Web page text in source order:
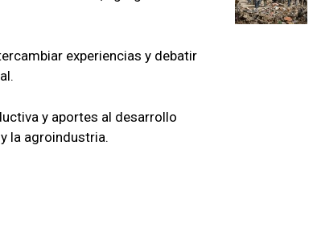
experiencias y debatir
y aportes al desarrollo
la agroindustria.